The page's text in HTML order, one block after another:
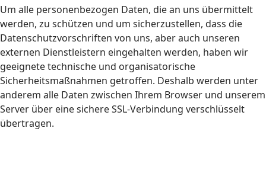
Um alle personenbezogen Daten, die an uns übermittelt
werden, zu schützen und um sicherzustellen, dass die
Datenschutzvorschriften von uns, aber auch unseren
externen Dienstleistern eingehalten werden, haben wir
geeignete technische und organisatorische
Sicherheitsmaßnahmen getroffen. Deshalb werden unter
anderem alle Daten zwischen Ihrem Browser und unserem
Server über eine sichere SSL-Verbindung verschlüsselt
übertragen.